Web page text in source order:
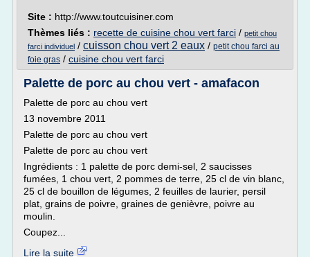
Site : http://www.toutcuisiner.com
Thèmes liés : recette de cuisine chou vert farci / petit chou
farci individuel / cuisson chou vert 2 eaux / petit chou farci au
foie gras / cuisine chou vert farci
Palette de porc au chou vert - amafacon
Palette de porc au chou vert
13 novembre 2011
Palette de porc au chou vert
Palette de porc au chou vert
Ingrédients : 1 palette de porc demi-sel, 2 saucisses
fumées, 1 chou vert, 2 pommes de terre, 25 cl de vin blanc,
25 cl de bouillon de légumes, 2 feuilles de laurier, persil
plat, grains de poivre, graines de genièvre, poivre au
moulin.
Coupez...
Lire la suite